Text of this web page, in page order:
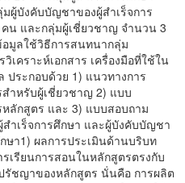
ผู้บังคับบัญชาของผู้สำเร็จการ
น และกลุ่มผู้เชี่ยวชาญ จำนวน 3
มูลใช้วิธีการสนทนากลุ่ม
เคราะห์เอกสาร เครื่องมือที่ใช้ใน
ประกอบด้วย 1) แนวทางการ
ำหรับผู้เชี่ยวชาญ 2) แบบ
ลักสูตร และ 3) แบบสอบถาม
ำเร็จการศึกษา และผู้บังคับบัญชา
ษา1) ผลการประเมินด้านบริบท
เรียนการสอนในหลักสูตรตรงกับ
รัชญาของหลักสูตร นั่นคือ การผลิต